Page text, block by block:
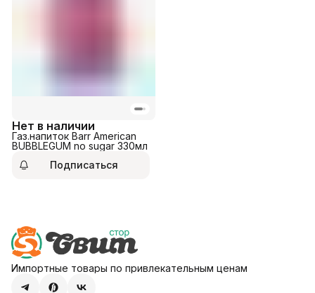
Нет в наличии
Газ.напиток Barr American
BUBBLEGUM no sugar 330мл
Подписаться
Импортные товары по привлекательным ценам